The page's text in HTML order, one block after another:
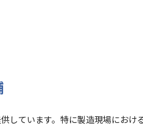
しています。特に製造現場にお